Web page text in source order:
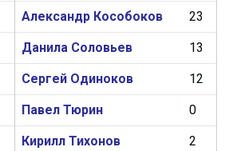
Александр Кособоков 23
Данила Соловьев 13
Сергей Одиноков 12
Павел Тюрин 0
Кирилл Тихонов 2